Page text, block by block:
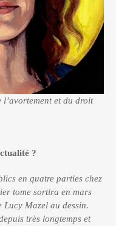
l’avortement et du droit
?
en quatre parties chez
tome sortira en mars
Lucy Mazel au dessin.
très longtemps et